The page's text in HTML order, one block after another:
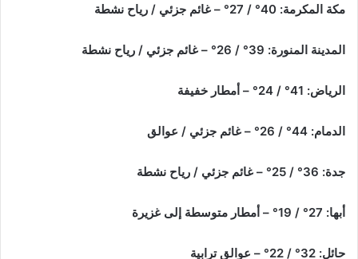
مكة المكرمة: 40° / 27° – غائم جزئي / رياح نشطة
المدينة المنورة: 39° / 26° – غائم جزئي / رياح نشطة
الرياض: 41° / 24° – أمطار خفيفة
الدمام: 44° / 26° – غائم جزئي / عوالق
جدة: 36° / 25° – غائم جزئي / رياح نشطة
أبها: 27° / 19° – أمطار متوسطة إلى غزيرة
حائل: 32° / 22° – عوالق ترابية